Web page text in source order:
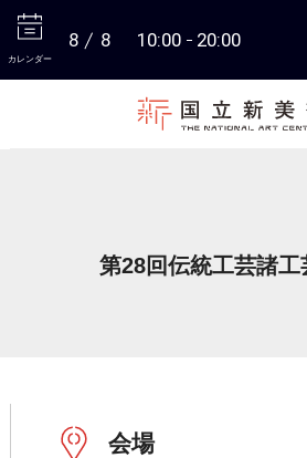
カレンダー
8 8 10:00 20:00
第28回伝統工芸諸工
会場